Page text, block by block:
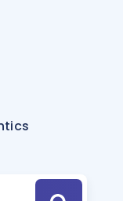
Hesaplama Aracı
için
Tek Takvimde
Hoca ile seni sınava